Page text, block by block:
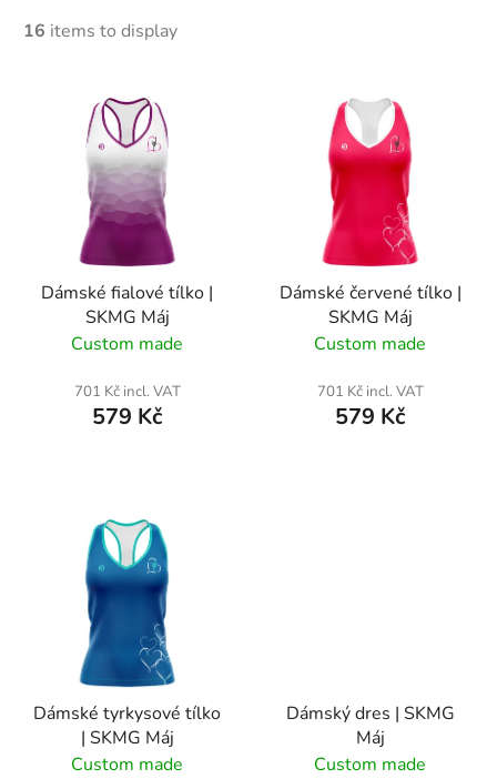
16 items to display
Dámské fialové tílko |
SKMG Máj
Custom made
701 Kč incl. VAT
579 Kč
Dámské červené tílko |
SKMG Máj
Custom made
701 Kč incl. VAT
579 Kč
Dámské tyrkysové tílko
| SKMG Máj
Custom made
Dámský dres | SKMG
Máj
Custom made